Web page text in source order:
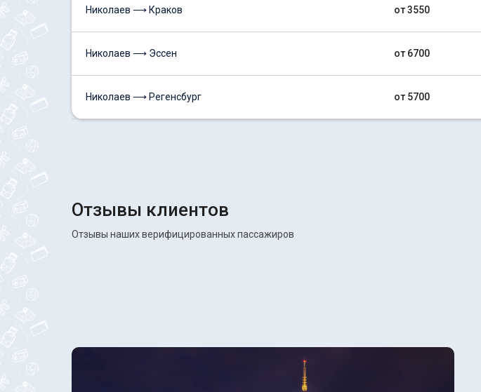
Николаев ⟶ Краков от 3550
Николаев ⟶ Эссен от 6700
Николаев ⟶ Регенсбург от 5700
Отзывы клиентов
Отзывы наших верифицированных пассажиров